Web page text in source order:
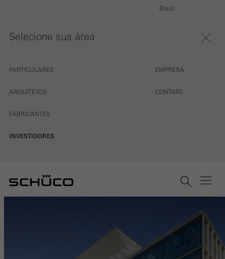
Selecione sua área
PARTICULARES
ARQUITETOS
FABRICANTES
INVESTIDORES
EMPRESA
CONTATO
Brasil